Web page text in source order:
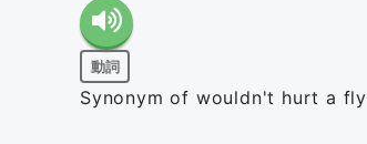
動詞
Synonym of wouldn't hurt a fly